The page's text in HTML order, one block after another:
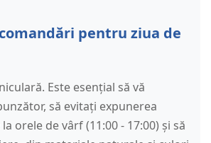
pentru ziua de
Este esențial să vă
să evitați expunerea
orele de vârf (11:00 - 17:00) și să